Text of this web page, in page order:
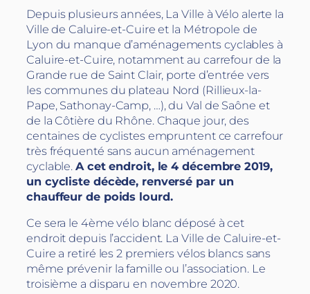
Depuis plusieurs années, La Ville à Vélo alerte la
Ville de Caluire-et-Cuire et la Métropole de
Lyon du manque d’aménagements cyclables à
Caluire-et-Cuire, notamment au carrefour de la
Grande rue de Saint Clair, porte d’entrée vers
les communes du plateau Nord (Rillieux-la-
Pape, Sathonay-Camp, …), du Val de Saône et
de la Côtière du Rhône. Chaque jour, des
centaines de cyclistes empruntent ce carrefour
très fréquenté sans aucun aménagement
cyclable.A cet endroit, le 4 décembre 2019,
un cycliste décède, renversé par un
chauffeur de poids lourd.
Ce sera le 4ème vélo blanc déposé à cet
endroit depuis l’accident. La Ville de Caluire-et-
Cuire a retiré les 2 premiers vélos blancs sans
même prévenir la famille ou l’association. Le
troisième a disparu en novembre 2020.